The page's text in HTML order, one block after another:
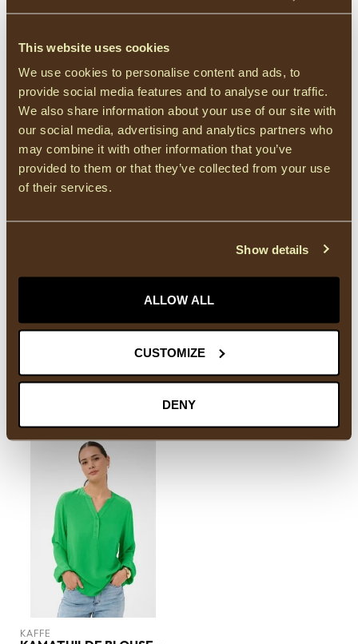
This website uses cookies
We use cookies to personalise content and ads, to
provide social media features and to analyse our traffic.
We also share information about your use of our site with
our social media, advertising and analytics partners who
may combine it with other information that you’ve
provided to them or that they’ve collected from your use
of their services.
Show details
ALLOW ALL
CUSTOMIZE
DENY
ICHI
ICHI IHAYA Shirt - Pink/White
Graphic Scallop
Op voorraad
€45,00
effen(2306)
shirt(357) V-hals(921)
HEEFT U VRAGEN OVER DIT PRODUCT?
Of heeft u hulp nodig bij het bestellen? Neem
gerust contact op met onze supportafdeling via
info@courage-fashion.be of+32 11 91 04 30.
KAFFE